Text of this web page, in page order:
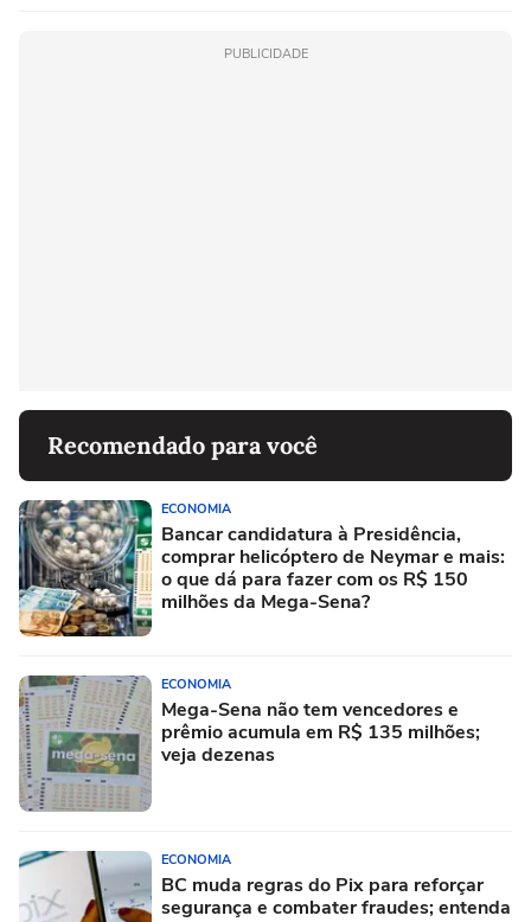
PUBLICIDADE
Recomendado para você
ECONOMIA
Bancar candidatura à Presidência,
comprar helicóptero de Neymar e mais:
o que dá para fazer com os R$ 150
milhões da Mega-Sena?
ECONOMIA
Mega-Sena não tem vencedores e
prêmio acumula em R$ 135 milhões;
veja dezenas
ECONOMIA
BC muda regras do Pix para reforçar
segurança e combater fraudes; entenda